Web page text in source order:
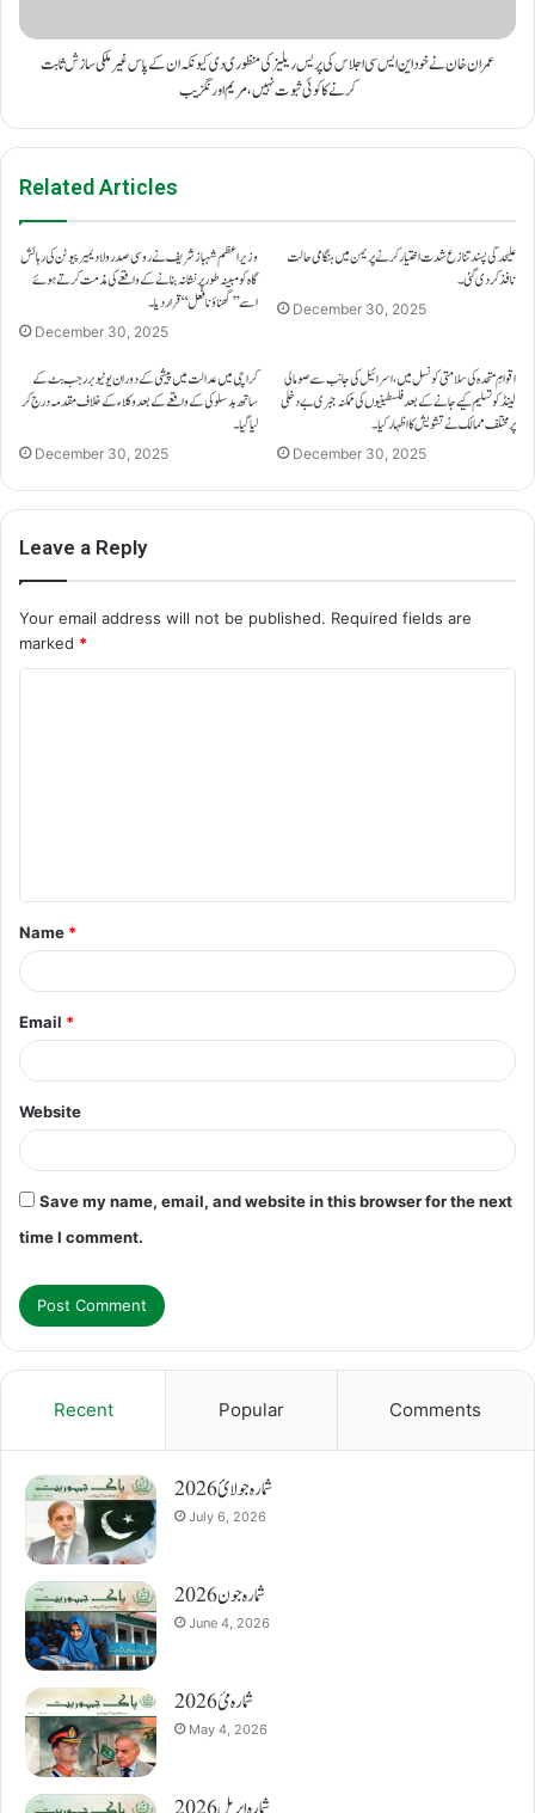
عمران خان نے خود این ایس سی اجلاس کی پریس ریلیز کی منظوری دی کیونکہ ان کے پاس غیر ملکی سازش ثابت
کرنے کا کوئی ثبوت نہیں، مریم اورنگزیب
Related Articles
وزیراعظم شہباز شریف نے روسی صدر ولادیمیر پیوٹن کی رہائش
گاہ کو مبینہ طور پر نشانہ بنانے کے واقعے کی مذمت کرتے ہوئے
اسے ’’گھناؤنا فعل‘‘ قرار دیا۔
December 30, 2025
علیحدگی پسند تنازع شدت اختیار کرنے پر یمن میں ہنگامی حالت
نافذ کر دی گئی۔
December 30, 2025
کراچی میں عدالت میں پیشی کے دوران یوٹیوبر رجب بٹ کے
ساتھ بدسلوکی کے واقعے کے بعد وکلاء کے خلاف مقدمہ درج کر
لیا گیا۔
December 30, 2025
اقوامِ متحدہ کی سلامتی کونسل میں، اسرائیل کی جانب سے صومالی
لینڈ کو تسلیم کیے جانے کے بعد فلسطینیوں کی ممکنہ جبری بے دخلی
پر مختلف ممالک نے تشویش کا اظہار کیا۔
December 30, 2025
Leave a Reply
Your email address will not be published. Required fields are
marked *
t
*
Name *
Email *
Website
Save my name, email, and website in this browser for the next
time I comment.
Recent Popular Comments
شمارہ جولائ 2026
July 6, 2026
شمارہ جون 2026
June 4, 2026
شمارہ مئ 2026
May 4, 2026